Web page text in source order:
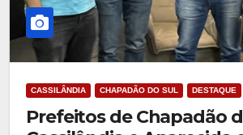
CASSILÂNDIA CHAPADÃO DO SUL DESTAQUE
Prefeitos de Chapadão